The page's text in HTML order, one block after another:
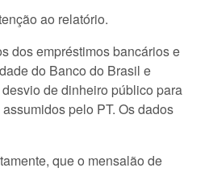
ao relatório.
dos empréstimos bancários e
do Banco do Brasil e
de dinheiro público para
pelo PT. Os dados
que o mensalão de